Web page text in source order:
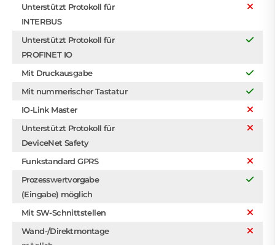
Unterstützt Protokoll für
INTERBUS
Unterstützt Protokoll für
PROFINET IO
Mit Druckausgabe
Mit nummerischer Tastatur
IO-Link Master
Unterstützt Protokoll für
DeviceNet Safety
Funkstandard GPRS
Prozesswertvorgabe
(Eingabe) möglich
Mit SW-Schnittstellen
Wand-/Direktmontage